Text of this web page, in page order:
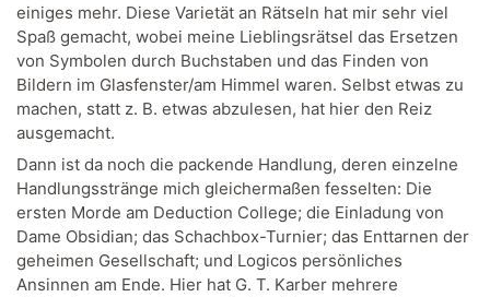
einiges mehr. Diese Varietät an Rätseln hat mir sehr viel
Spaß gemacht, wobei meine Lieblingsrätsel das Ersetzen
von Symbolen durch Buchstaben und das Finden von
Bildern im Glasfenster/am Himmel waren. Selbst etwas zu
machen, statt z. B. etwas abzulesen, hat hier den Reiz
ausgemacht.
Dann ist da noch die packende Handlung, deren einzelne
Handlungsstränge mich gleichermaßen fesselten: Die
ersten Morde am Deduction College; die Einladung von
Dame Obsidian; das Schachbox-Turnier; das Enttarnen der
geheimen Gesellschaft; und Logicos persönliches
Ansinnen am Ende. Hier hat G. T. Karber mehrere